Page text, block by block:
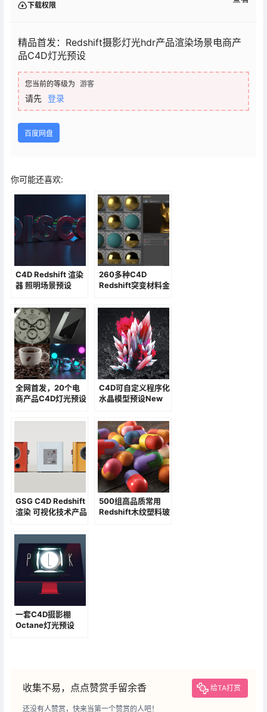
下载权限
精品首发：Redshift摄影灯光hdr产品渲染场景电商产
品C4D灯光预设
您当前的等级为 游客
请先 登录
百度网盘
你可能还喜欢:
C4D Redshift 渲染
器 照明场景预设
260多种C4D
Redshift突变材料金
全网首发，20个电
商产品C4D灯光预设
设
C4D可自定义程序化
水晶模型预设New
设钻石模型预设素材
GSG C4D Redshift
渲染 可视化技术产品
500组高品质常用
Redshift木纹塑料玻
一套C4D摄影棚
Octane灯光预设
收集不易，点点赞赏手留余香 给TA打赏
还没有人赞赏，快来当第一个赞赏的人吧！